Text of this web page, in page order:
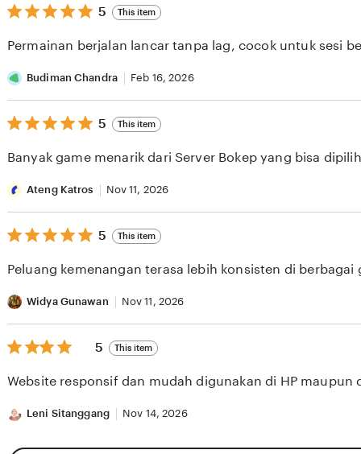
5
out
5
5 This item
Permainan berjalan lancar tanpa lag, cocok untuk sesi
Budiman Chandra Feb 16, 2026
5
out
5
5 This item
Banyak game menarik dari Server Bokep yang bisa
Ateng Katros Nov 11, 2026
5
out
5
5 This item
Peluang kemenangan terasa lebih konsisten di berbagai
Widya Gunawan Nov 11, 2026
5
out
5
5 This item
Website responsif dan mudah digunakan di HP maupun
Leni Sitanggang Nov 14, 2026